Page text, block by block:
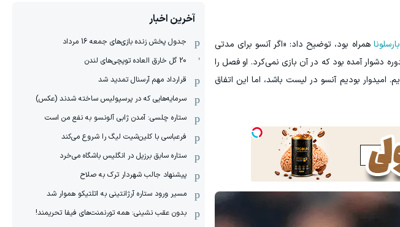
بارسلونا همراه بود، توضیح داد: «اگر آنسو برای مدتی
دشوار آمده بود که در آن بازی نمی‌کرد. او فصل را
امیدوار بودیم آنسو در لیست باشد، اما این اتفاق
آخرین اخبار
جدول پخش زنده بازی‌های جمعه 16 مرداد
20 گل خارق العاده توپچی‌های لندن
قرارداد مهم آرسنال تمدید شد
سرمایه‌هایی که در پرسپولیس ساخته شدند (عکس)
ستاره چلسی: آمدن ژابی آلونسو به نفع من است
فرعباسی با کلین‌شیت لیگ را شروع می‌کند
ستاره سابق برزیل در انگلیس باشگاه می‌خرد
پیشنهاد جالب شهردار ترک به صلاح
مسیر ورود ستاره آرژانتینی به اتلتیکو هموار شد
بدون عقب نشینی: همه تورنمنت‌های فیفا تحریمند!